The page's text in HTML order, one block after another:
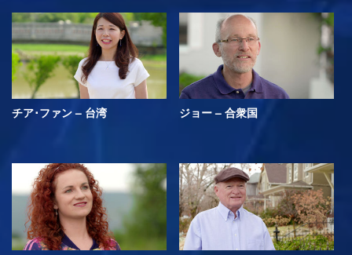
チア･ファン – 台湾 ジョー – 合衆国